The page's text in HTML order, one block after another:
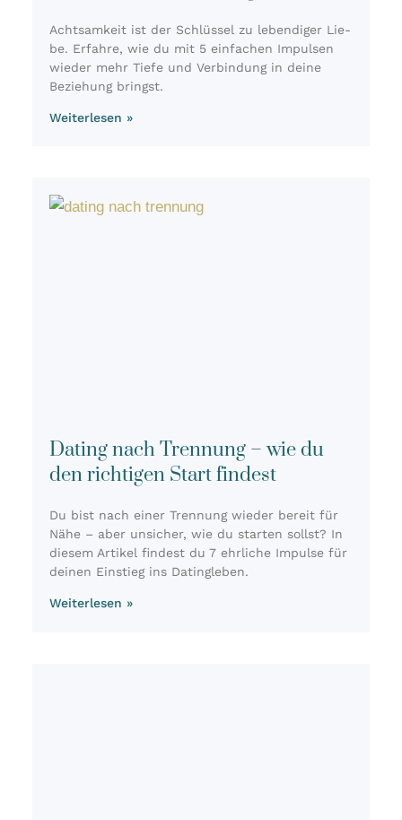
Acht­sam­keit ist der Schlüs­sel zu leben­di­ger Lie­
be. Erfah­re, wie du mit 5 ein­fa­chen Impul­sen
wie­der mehr Tie­fe und Ver­bin­dung in dei­ne
Bezie­hung bringst.
Weiterlesen »
Dating nach Trennung – wie du
den richtigen Start findest
Du bist nach einer Tren­nung wie­der bereit für
Nähe – aber unsi­cher, wie du star­ten sollst? In
die­sem Arti­kel fin­dest du 7 ehr­li­che Impul­se für
dei­nen Ein­stieg ins Dating­le­ben.
Weiterlesen »